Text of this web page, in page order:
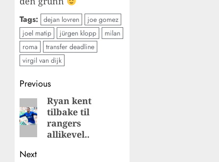
Tags: dejan lovren
joe gomez
joel matip
jürgen klopp
milan
roma
transfer deadline
virgil van dijk
Post
navigation
Previous
Previous
post:
Ryan kent
tilbake til
rangers
allikevel..
Next